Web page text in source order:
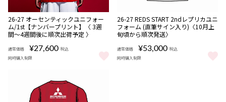
NEW
数量
限定
受注
商品
26-27 オーセンティックユニフォー
ム/1st【ナンバープリント】〈 3週
間〜4週間後に順次出荷予定 〉
通常価格 ¥27,600 税込
同時購入制限
NEW
期間限定
受注
商品
08/06 18:00〜08/16
22:00
26-27 REDS START 2ndレプリカユニ
フォーム (直筆サイン入り)〈10月上
旬頃から順次発送〉
通常価格 ¥53,000 税込
同時購入制限